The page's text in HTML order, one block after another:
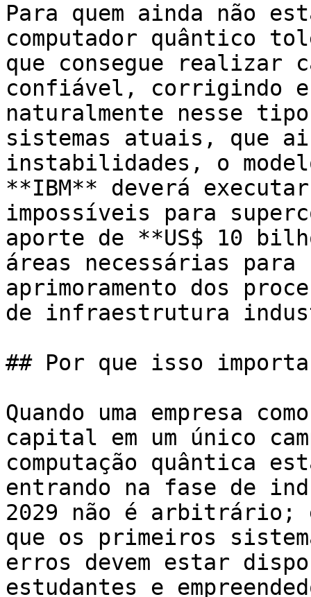
Para quem ainda não
computador quântico
que consegue realizar
confiável, corrigindo
naturalmente nesse
sistemas atuais, que
instabilidades, o
**IBM** deverá
impossíveis para
aporte de **US$ 10
áreas necessárias
aprimoramento dos
de infraestrutura
## Por que isso
Quando uma empresa
capital em um único
computação quântica
entrando na fase de
2029 não é arbitrário;
que os primeiros
erros devem estar
estudantes e